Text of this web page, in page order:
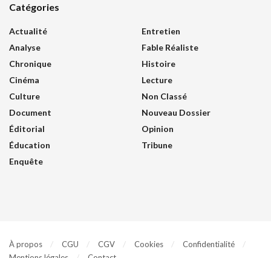
Catégories
Actualité
Analyse
Chronique
Cinéma
Culture
Document
Éditorial
Éducation
Enquête
Entretien
Fable Réaliste
Histoire
Lecture
Non Classé
Nouveau Dossier
Opinion
Tribune
À propos CGU CGV Cookies
Confidentialité